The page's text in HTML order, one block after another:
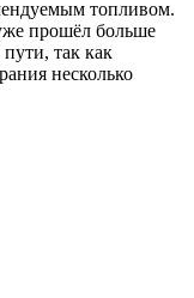
топливом.
прошёл больше
так как
несколько